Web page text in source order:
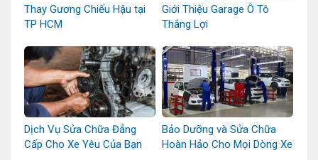
Thay Gương Chiếu Hậu tại
TP HCM
Giới Thiệu Garage Ô Tô
Thắng Lợi
Dịch Vụ Sửa Chữa Đẳng
Cấp Cho Xe Yêu Của Bạn
Bảo Dưỡng và Sửa Chữa
Hoàn Hảo Cho Mọi Dòng Xe